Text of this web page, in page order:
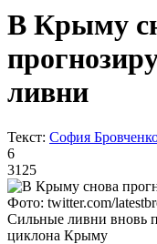
В Крыму
ливни
Текст: София
6
3125
Фото: twitter.com/
Сильные ливни вновь
циклона Крыму